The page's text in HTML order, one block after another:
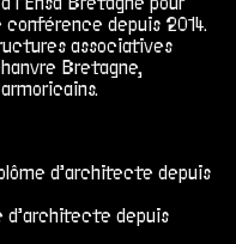
depuis 2014.
associatives
Bretagne,
d’architecte depuis
depuis